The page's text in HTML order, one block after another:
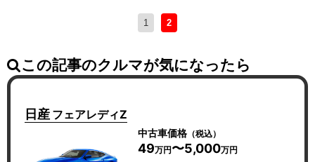
1 2
この記事のクルマが気になったら
日産 フェアレディZ
中古車価格（税込）
49万円〜5,000万円